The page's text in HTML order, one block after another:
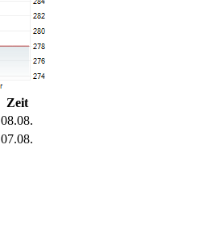
Zeit
08.08.
07.08.